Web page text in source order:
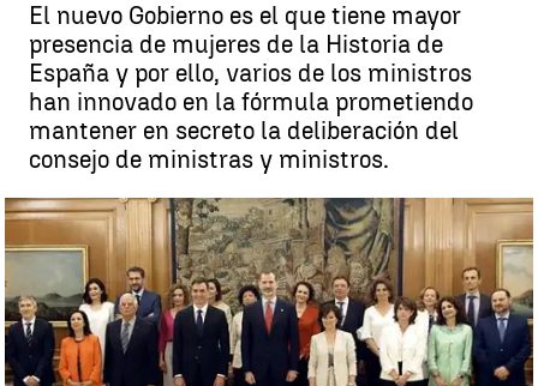
El nuevo Gobierno es el que tiene mayor
presencia de mujeres de la Historia de
España y por ello, varios de los ministros
han innovado en la fórmula prometiendo
mantener en secreto la deliberación del
consejo de ministras y ministros.
Los 17 ministros del Gobierno de Sánchez prometen sus cargos
ante Felipe VI en una ceremonia sin símbolos religiosos |
antena3.com